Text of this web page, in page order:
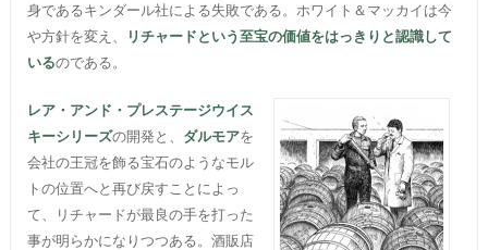
身であるキンダール社による失敗である。ホワイト＆マッカイは今
や方針を変え、
リチャードという至宝の価値をはっきりと認識して
いるのである。
レア・アンド・プレステージウイス
キーシリーズの開発と、 ダルモアを
会社の王冠を飾る宝石のようなモル
トの位置へと再び戻すことによっ
て、リチャードが最良の手を打った
事が明らかになりつつある。酒販店